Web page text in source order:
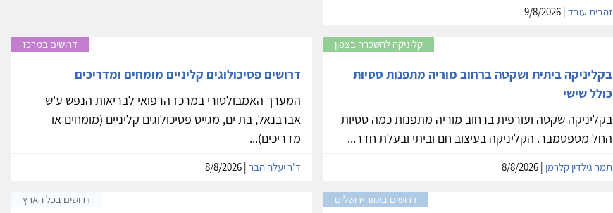
זהבית עובד| 9/8/2026
קליניקה להשכרה בצפון
בקליניקה ביתית ושקטה ברחוב מוריה מתפנות ססיות
כולל שישי
בקליניקה שקטה ועורפית ברחוב מוריה מתפנות כמה ססיות
החל מספטמבר. הקליניקה בעיצוב חם וביתי ובעלת חדר...
תמר גילדין קלרמן
דרושים במרכז
דרושים פסיכולוגים קליניים מומחים ומדריכים
המערך האמבולטורי במרכז הרפואי לבריאות הנפש ע'ש
אברבנאל, בת ים, מגייס פסיכולוגים קליניים (מומחים או
מדריכים)...
ד'ר יעלה הבר | 8/8/2026
דרושים באזור ירושלים דרושים בכל הארץ